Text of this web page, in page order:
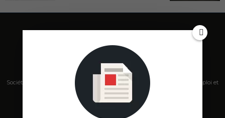
Société de presse, plateforme de mise en relation sur les marchés B2B, emploi et
salons s'adressant aux professionnels de la construction Hors Site.
Contactez-nous: contact@hors-site.com